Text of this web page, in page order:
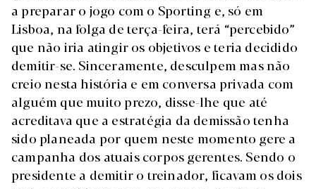
a preparar o jogo com o Sporting e, só em
Lisboa, na folga de terça-feira, terá “percebido”
que não iria atingir os objetivos e teria decidido
demitir-se. Sinceramente, desculpem mas não
creio nesta história e em conversa privada com
alguém que muito prezo, disse-lhe que até
acreditava que a estratégia da demissão tenha
sido planeada por quem neste momento gere a
campanha dos atuais corpos gerentes. Sendo o
presidente a demitir o treinador, ficavam os dois